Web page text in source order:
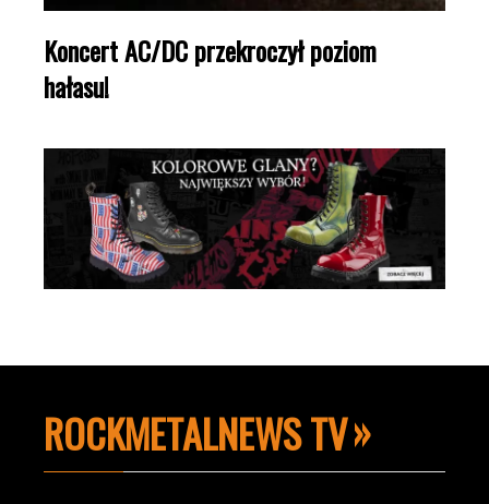
Koncert AC/DC przekroczył poziom
hałasu!
ROCKMETALNEWS TV